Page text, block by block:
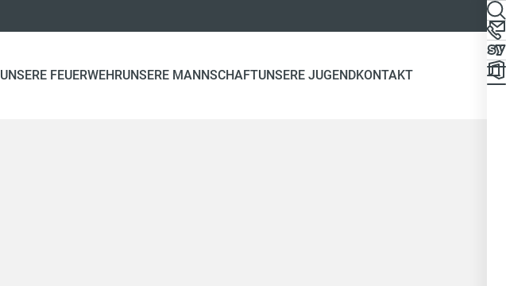
UNSERE FEUERWEHRUNSERE MANNSCHAFTUNSERE JUGENDKONTAKT